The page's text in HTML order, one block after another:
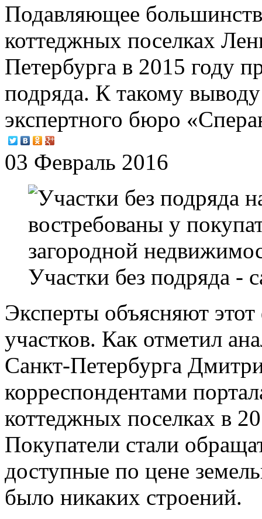
Подавляющее
коттеджных поселках
Петербурга в 2015 году
подряда. К такому
экспертного бюро
03 Февраль 2016
Участки без подряда -
Эксперты объясняют
участков. Как отметил
Санкт-Петербурга
корреспондентами
коттеджных поселках в
Покупатели стали
доступные по цене
было никаких строений.